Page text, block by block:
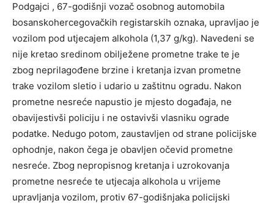
Podgajci , 67-godišnji vozač osobnog automobila
bosanskohercegovačkih registarskih oznaka, upravljao je
vozilom pod utjecajem alkohola (1,37 g/kg). Navedeni se
nije kretao sredinom obilježene prometne trake te je
zbog neprilagođene brzine i kretanja izvan prometne
trake vozilom sletio i udario u zaštitnu ogradu. Nakon
prometne nesreće napustio je mjesto događaja, ne
obavijestivši policiju i ne ostavivši vlasniku ograde
podatke. Nedugo potom, zaustavljen od strane policijske
ophodnje, nakon čega je obavljen očevid prometne
nesreće. Zbog nepropisnog kretanja i uzrokovanja
prometne nesreće te utjecaja alkohola u vrijeme
upravljanja vozilom, protiv 67-godišnjaka policijski